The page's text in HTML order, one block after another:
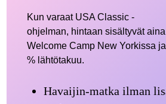
Kun varaat USA Classic -
ohjelman, hintaan sisältyvät
Welcome Camp New Yorkissa
% lähtötakuu.
Havaijin-matka ilman